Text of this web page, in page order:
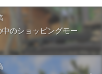
のショッピングモー